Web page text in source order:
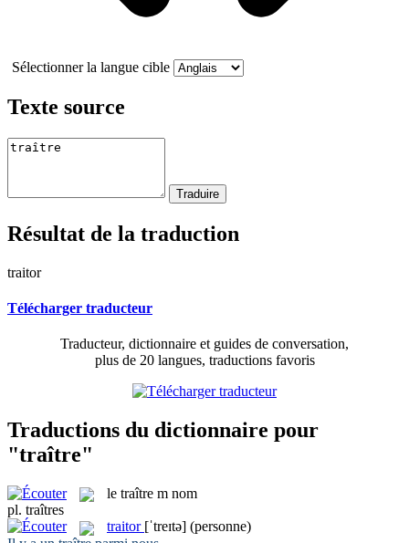
Sélectionner la langue cible
Texte source
Résultat de la traduction
traitor
Télécharger traducteur
Traducteur, dictionnaire et guides de conversation,
plus de 20 langues, traductions favoris
Traductions du dictionnaire pour
"traître"
le traître m nom
pl. traîtres
traitor [ˈtreɪtə] (personne)